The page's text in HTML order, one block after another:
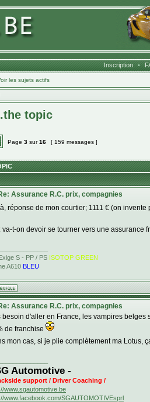
Inscription •
les sujets actifs
topic
Page 3 sur16 [ 159 messages ]
Assurance R.C. prix, compagnies
réponse de mon courtier; 1111 € (on invente
va-t-on devoir se tourner vers une assurance
S - PP / PS ISOTOP GREEN
A610 BLEU
Assurance R.C. prix, compagnies
besoin d'aller en France, les vampires
de franchise
mon cas, si je plie complètement ma Lotus,
Automotive -
support / Driver Coaching /
www.sgautomotive.be
www.facebook.com/SGAUTOMOTIVEsprl